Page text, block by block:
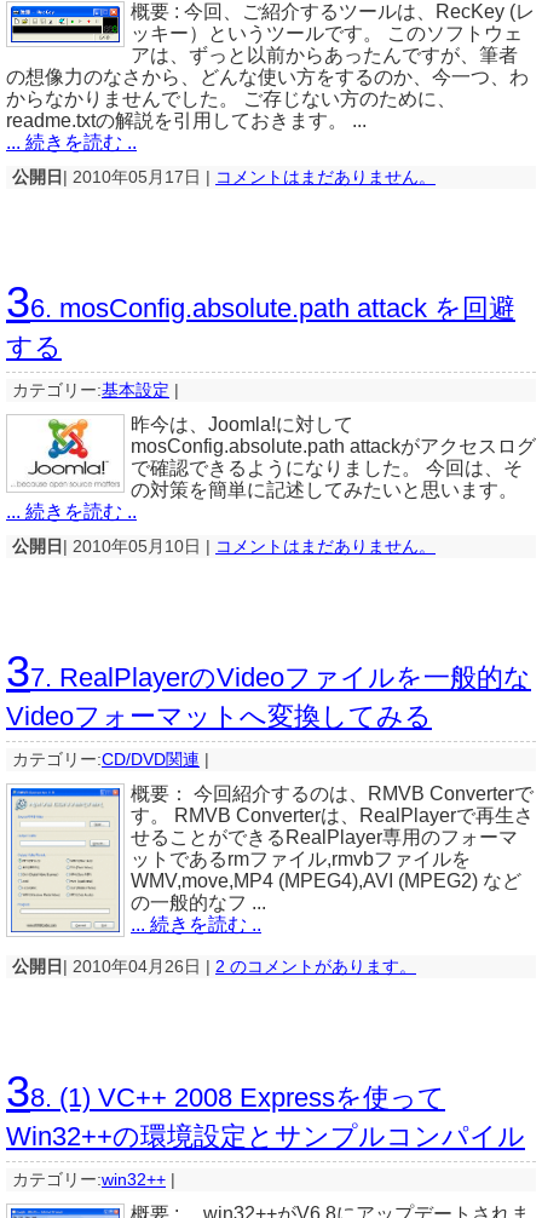
概要 : 今回、ご紹介するツールは、RecKey (レ
ッキー）というツールです。 このソフトウェ
アは、ずっと以前からあったんですが、筆者
の想像力のなさから、どんな使い方をするのか、今一つ、わ
からなかりませんでした。 ご存じない方のために、
readme.txtの解説を引用しておきます。 ...
... 続きを読む ..
公開日 | 2010年05月17日 | コメントはまだありません。
36. mosConfig.absolute.path attack を回避
する
カテゴリー:基本設定 |
昨今は、Joomla!に対して
mosConfig.absolute.path attackがアクセスログ
で確認できるようになりました。 今回は、そ
の対策を簡単に記述してみたいと思います。
... 続きを読む ..
公開日 | 2010年05月10日 | コメントはまだありません。
37. RealPlayerのVideoファイルを一般的な
Videoフォーマットへ変換してみる
カテゴリー:CD/DVD関連 |
概要： 今回紹介するのは、RMVB Converterで
す。 RMVB Converterは、RealPlayerで再生さ
せることができるRealPlayer専用のフォーマ
ットであるrmファイル,rmvbファイルを
WMV,move,MP4 (MPEG4),AVI (MPEG2) など
の一般的なフ ...
... 続きを読む ..
公開日 | 2010年04月26日 | 2 のコメントがあります。
38. (1) VC++ 2008 Expressを使って
Win32++の環境設定とサンプルコンパイル
カテゴリー:win32++ |
概要 : win32++がV6.8にアップデートされま